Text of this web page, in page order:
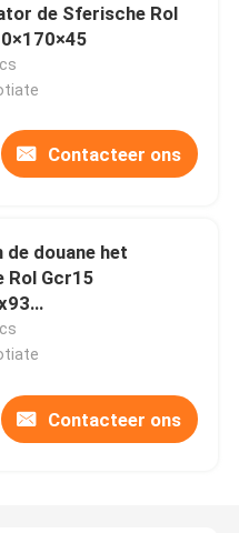
de Sferische Rol
Contacteer ons
de douane het
Rol Gcr15
W33
Contacteer ons Jatec21310CA/Sferische de Rollagers van W33 Ventilatorlagers Gcr15 China 50×110×27